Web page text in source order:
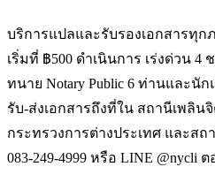
บริการแปลและรับรองเอกสารทุ
เริ่มที่ ฿500 ดำเนินการ เร่งด่วน 4
ทนาย Notary Public 6 ท่านและนั
รับ-ส่งเอกสารถึงที่ใน สถานีเพลิน
กระทรวงการต่างประเทศ และส
083-249-4999 หรือ LINE @nycli